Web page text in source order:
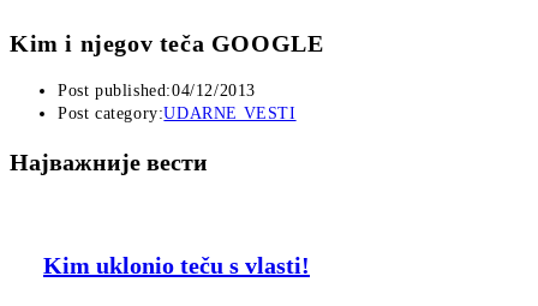
Kim i njegov teča GOOGLE
Post published:04/12/2013
Post category:UDARNE VESTI
Најважније вести
Kim uklonio teču s vlasti!